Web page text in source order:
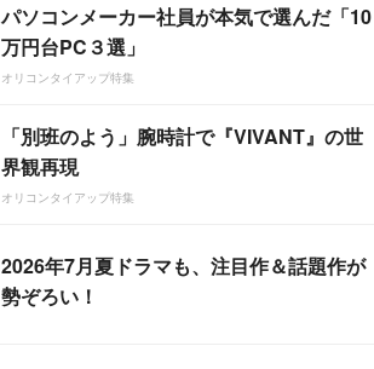
パソコンメーカー社員が本気で選んだ「10
万円台PC３選」
オリコンタイアップ特集
「別班のよう」腕時計で『VIVANT』の世
界観再現
オリコンタイアップ特集
2026年7月夏ドラマも、注目作＆話題作が
勢ぞろい！